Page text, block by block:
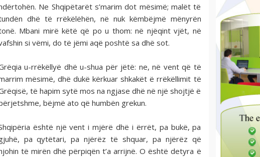
Ne Shqipëtarët s’marim dot mësimë; malët të
dhë të rrëkëlëhën, në nuk këmbëjmë mënyrën
Mbani mirë këtë që po u thom: në njëqint vjët, në
si vëmi, do të jëmi aqë poshtë sa dhë sot.
u-rrëkëllyë dhë u-shua për jëtë: ne, në vent që të
mësimë, dhë dukë kërkuar shkakët ë rrëkëllimit të
të hapim sytë mos na ngjase dhë në një shojtjë ë
bëjmë ato që humbën grekun.
është një vent i mjërë dhë i ërrët, pa bukë, pa
pa qytëtari, pa njërëz të shquar, pa njërëz që
të mirën dhë përpiqën t’a arrijnë. O është detyra ë